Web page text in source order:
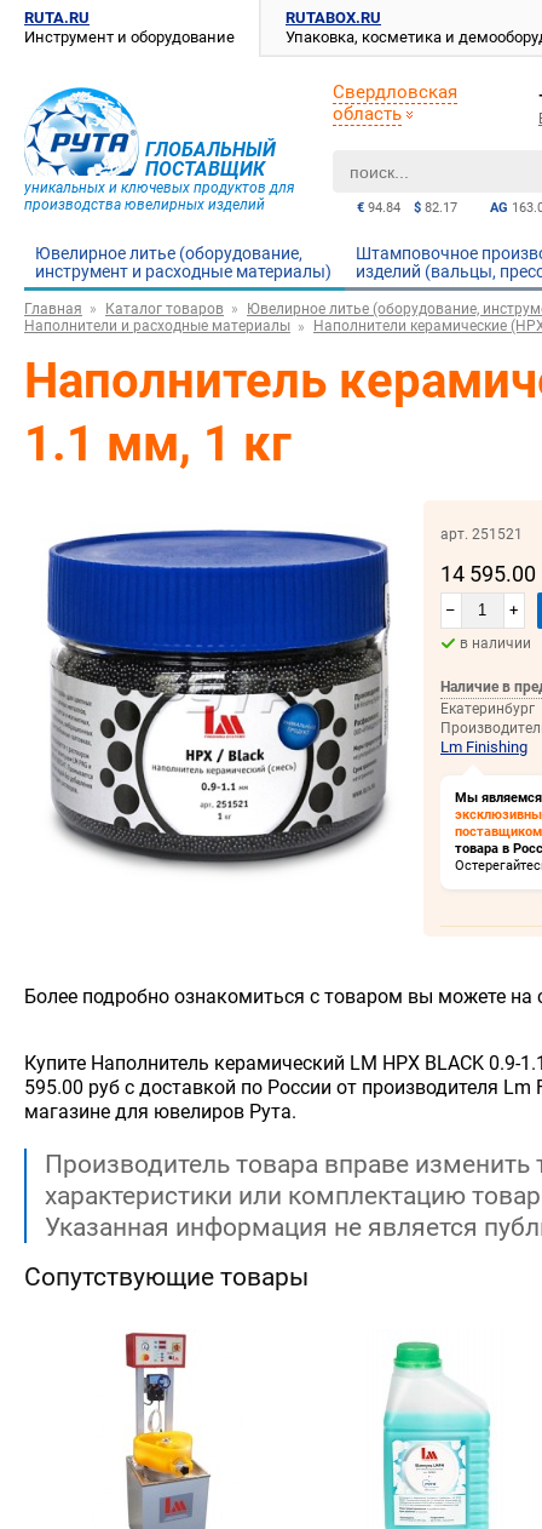
RUTA.RU
Инструмент и оборудование
RUTABOX.RU
Упаковка, косметика и
ГЛОБАЛЬНЫЙ
ПОСТАВЩИК
уникальных и ключевых продуктов для
производства ювелирных изделий
AG
€ 94.84 $ 82.17
Свердловская
область
Ювелирное литье (оборудование,
инструмент и расходные материалы)
Штамповочное
изделий (вальцы,
Главная Каталог товаров
Ювелирное литье (оборудование,
Наполнители и расходные материалы
Наполнители керамические
Наполнитель
1.1 мм, 1 кг
арт. 251521
14 595.00
– +
в наличии
Наличие в
Екатеринбург
Lm Finishing
Мы являемся
поставщиком
товара в
Более подробно ознакомиться с товаром вы можете на
Купите Наполнитель керамический LM HPX BLACK 0.9-
595.00 руб с доставкой по России от производителя Lm
магазине для ювелиров Рута.
Производитель товара вправе изменить
характеристики или комплектацию
Указанная информация не является
Сопутствующие товары